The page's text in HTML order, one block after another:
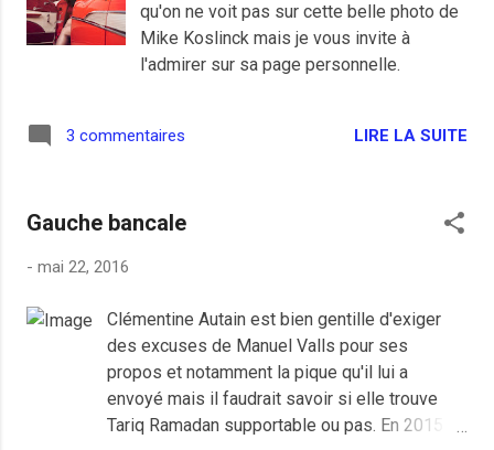
vidant les cuves inutilement. J'en ai vu
des benêts faire le plein alors qu'ils
doivent le vider en six mois, des retraités,
kéké, des bonnes femmes qui ne vont
qu'on ne voit pas sur cette belle photo de
Mike Koslinck mais je vous invite à
l'admirer sur sa page personnelle.
3 commentaires LIRE LA SUITE
Gauche bancale
- mai 22, 2016
Clémentine Autain est bien gentille d'exiger
des excuses de Manuel Valls pour ses
propos et notamment la pique qu'il lui a
envoyé mais il faudrait savoir si elle trouve
Tariq Ramadan supportable ou pas. En 2015